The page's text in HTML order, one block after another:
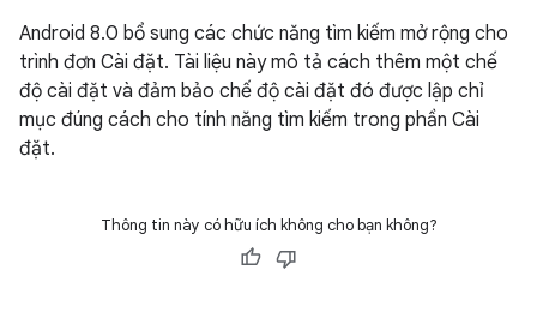
Android 8.0 bổ sung các chức năng tìm kiếm mở rộng cho
trình đơn Cài đặt. Tài liệu này mô tả cách thêm một chế
độ cài đặt và đảm bảo chế độ cài đặt đó được lập chỉ
mục đúng cách cho tính năng tìm kiếm trong phần Cài
đặt.
Thông tin này có hữu ích không cho bạn không?